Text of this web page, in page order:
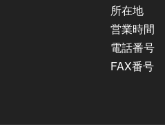
所在地
営業時間
電話番号
FAX番号